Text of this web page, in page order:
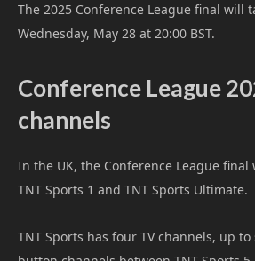
The 2025 Conference League final will
Wednesday, May 28 at 20:00 BST.
Conference League
channels
In the UK, the Conference League
TNT Sports 1 and TNT Sports Ultimate.
TNT Sports has four TV channels, up